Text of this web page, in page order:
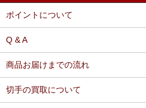
ポイントについて
Q & A
商品お届けまでの流れ
切手の買取について